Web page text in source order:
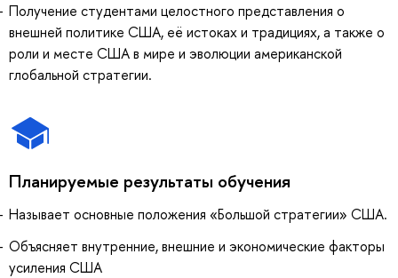
Получение студентами целостного представления о
внешней политике США, её истоках и традициях, а также о
роли и месте США в мире и эволюции американской
глобальной стратегии.
Планируемые результаты обучения
Называет основные положения «Большой стратегии» США.
Объясняет внутренние, внешние и экономические факторы
усиления США